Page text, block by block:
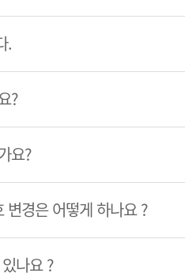
.
?
요?
변경은 어떻게 하나요 ?
나요 ?